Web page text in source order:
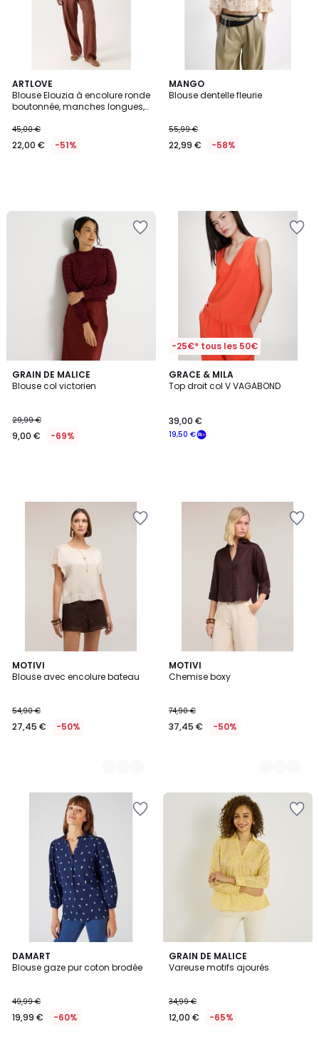
ARTLOVE
Blouse Elouzia à encolure ronde
boutonnée, manches longues,
45,00 €
22,00 € -51%
MANGO
Blouse dentelle fleurie
55,99 €
22,99 € -58%
GRAIN DE MALICE
Blouse col victorien
29,99 €
9,00 € -69%
-25€* tous les 50€
GRACE & MILA
Top droit col V VAGABOND
19,50 €
39,00 €
MOTIVI
Blouse avec encolure bateau
54,90 €
27,45 € -50%
3
Couleurs
MOTIVI
Chemise boxy
74,90 €
37,45 € -50%
2
Couleurs
DAMART
Blouse gaze pur coton brodée
49,99 €
19,99 € -60%
GRAIN DE MALICE
Vareuse motifs ajourés
34,99 €
12,00 € -65%